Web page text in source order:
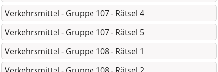
Verkehrsmittel - Gruppe 107 - Rätsel 4
Verkehrsmittel - Gruppe 107 - Rätsel 5
Verkehrsmittel - Gruppe 108 - Rätsel 1